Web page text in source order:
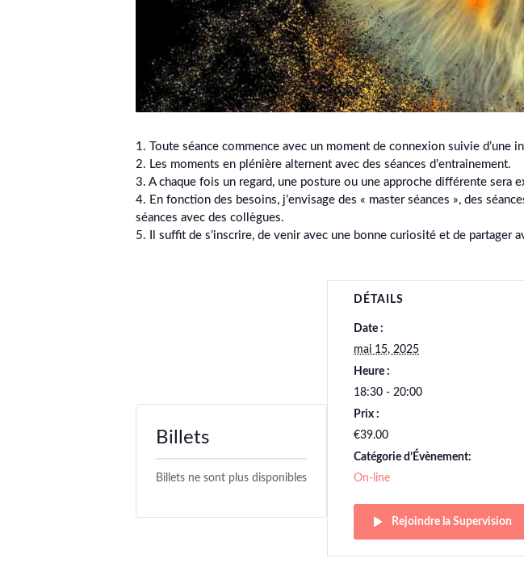
1. Toute séance commence avec un moment de connexion suivie d’une
2. Les moments en plénière alternent avec des séances d’entrainement.
3. A chaque fois un regard, une posture ou une approche différente sera
4. En fonction des besoins, j’envisage des « master séances », des
séances avec des collègues.
5. Il suffit de s’inscrire, de venir avec une bonne curiosité et de partager
DÉTAILS
Date :
mai 15, 2025
Heure :
18:30 - 20:00
Prix :
€39.00
Catégorie d’Évènement:
On-line
Rejoindre la Supervision
Billets
Billets ne sont plus disponibles